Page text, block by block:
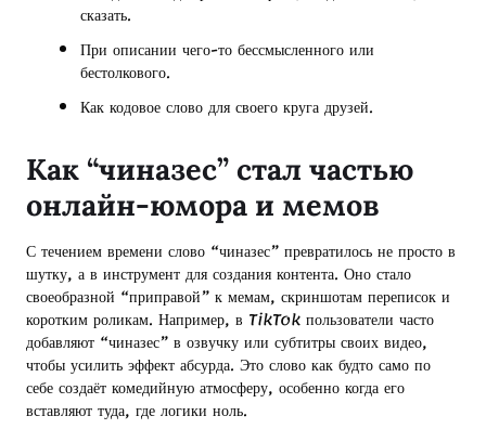
сказать.
При описании чего-то бессмысленного или
бестолкового.
Как кодовое слово для своего круга друзей.
Как “чиназес” стал частью
онлайн-юмора и мемов
С течением времени слово “чиназес” превратилось не просто в
шутку, а в инструмент для создания контента. Оно стало
своеобразной “приправой” к мемам, скриншотам переписок и
коротким роликам. Например, в TikTok пользователи часто
добавляют “чиназес” в озвучку или субтитры своих видео,
чтобы усилить эффект абсурда. Это слово как будто само по
себе создаёт комедийную атмосферу, особенно когда его
вставляют туда, где логики ноль.